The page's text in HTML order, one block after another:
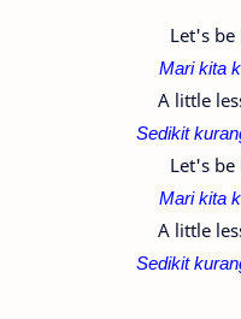
Let's
Mari kita
A little
Sedikit
Let's
Mari kita
A little
Sedikit